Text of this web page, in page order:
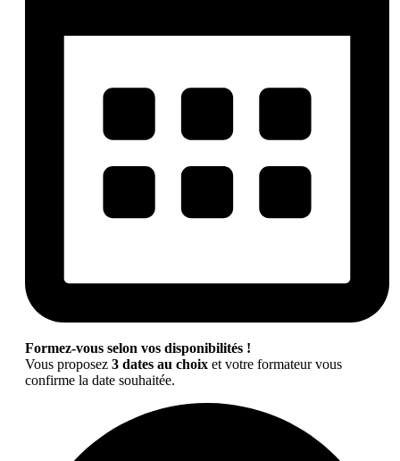
Formez-vous selon vos disponibilités !
Vous proposez 3 dates au choix et votre formateur vous
confirme la date souhaitée.